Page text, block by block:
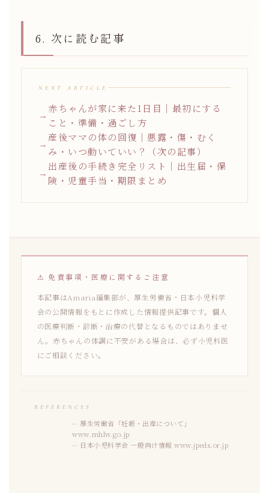
6. 次に読む記事
NEXT ARTICLE
赤ちゃんが家に来た1日目｜最初にする
こと・準備・過ごし方
産後ママの体の回復｜悪露・傷・むく
み・いつ動いていい？（次の記事）
出産後の手続き完全リスト｜出生届・保
険・児童手当・期限まとめ
⚠ 免責事項・医療に関するご注意
本記事はAmaria編集部が、厚生労働省・日本小児科学
会の公開情報をもとに作成した情報提供記事です。個人
の医療判断・診断・治療の代替となるものではありませ
ん。赤ちゃんの体調に不安がある場合は、必ず小児科医
にご相談ください。
REFERENCES
厚生労働省「妊娠・出産について」
www.mhlw.go.jp
日本小児科学会 一般向け情報www.jpeds.or.jp